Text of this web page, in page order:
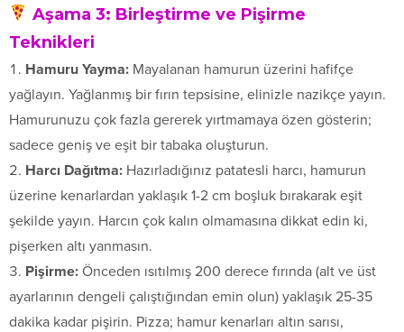
Aşama 3: Birleştirme ve Pişirme
Teknikleri
Hamuru Yayma: Mayalanan hamurun üzerini hafifçe
yağlayın. Yağlanmış bir fırın tepsisine, elinizle nazikçe yayın.
Hamurunuzu çok fazla gererek yırtmamaya özen gösterin;
sadece geniş ve eşit bir tabaka oluşturun.
Harcı Dağıtma: Hazırladığınız patatesli harcı, hamurun
üzerine kenarlardan yaklaşık 1-2 cm boşluk bırakarak eşit
şekilde yayın. Harcın çok kalın olmamasına dikkat edin ki,
pişerken altı yanmasın.
Pişirme: Önceden ısıtılmış 200 derece fırında (alt ve üst
ayarlarının dengeli çalıştığından emin olun) yaklaşık 25-35
dakika kadar pişirin. Pizza; hamur kenarları altın sarısı,